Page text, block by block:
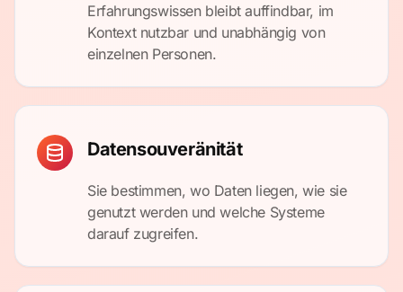
Erfahrungswissen bleibt auffindbar, im
Kontext nutzbar und unabhängig von
einzelnen Personen.
Datensouveränität
Sie bestimmen, wo Daten liegen, wie sie
genutzt werden und welche Systeme
darauf zugreifen.